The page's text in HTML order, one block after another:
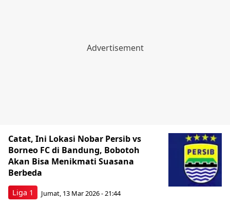
Liga 1
Catat, Ini Lokasi Nobar Persib vs
Borneo FC di Bandung, Bobotoh
Akan Bisa Menikmati Suasana
Berbeda
Jumat, 13 Mar 2026 - 21:44